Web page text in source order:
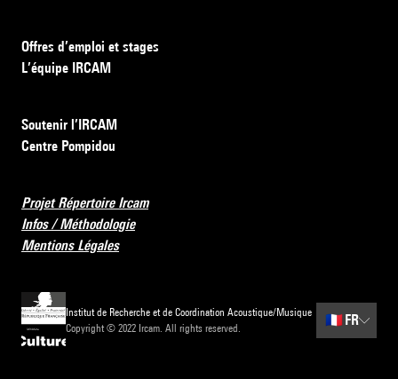
Offres d’emploi et stages
L’équipe IRCAM
Soutenir l’IRCAM
Centre Pompidou
Projet Répertoire Ircam
Infos / Méthodologie
Mentions Légales
Institut de Recherche et de Coordination Acoustique/Musique
Copyright © 2022 Ircam. All rights reserved.
🇫🇷 FR